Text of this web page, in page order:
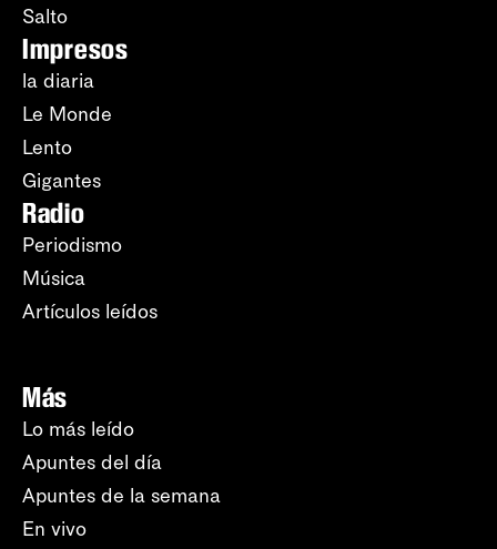
Salto
Impresos
la diaria
Le Monde
Lento
Gigantes
Radio
Periodismo
Música
Artículos leídos
Más
Lo más leído
Apuntes del día
Apuntes de la semana
En vivo